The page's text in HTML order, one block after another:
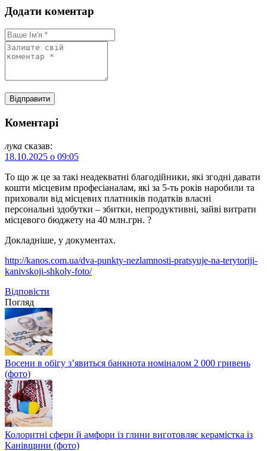
Додати коментар
Коментарі
лука сказав:
18.10.2025 о 09:05
То що ж це за такі неадекватні благодійники, які згодні давати
кошти місцевим професіаналам, які за 5-ть років наробили та
приховали від місцевих платників податків власні
персональні здобутки – збитки, непродуктивні, зайві витрати
місцевого бюджету на 40 млн.грн. ?
Докладніше, у документах.
http://kanos.com.ua/dva-punkty-nezlamnosti-pratsyuje-na-terytoriji-
kanivskoji-shkoly-foto/
Відповіcти
Погляд
Восени в обігу з’явиться банкнота номіналом 2 000 гривень
(фото)
Колоритні сфери й амфори із глини виготовляє керамістка із
Канівщини (фото)